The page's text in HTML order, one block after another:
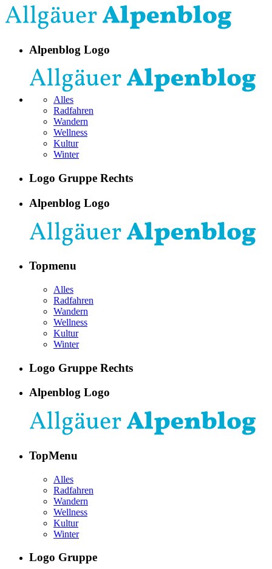
Alpenblog Logo
Alles
Radfahren
Wandern
Wellness
Kultur
Winter
Logo Gruppe Rechts
Alpenblog Logo
Topmenu
Alles
Radfahren
Wandern
Wellness
Kultur
Winter
Logo Gruppe Rechts
Alpenblog Logo
TopMenu
Alles
Radfahren
Wandern
Wellness
Kultur
Winter
Logo Gruppe